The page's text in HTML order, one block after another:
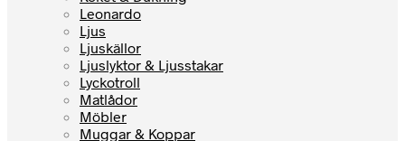
Leonardo
Ljus
Ljuskällor
Ljuslyktor & Ljusstakar
Lyckotroll
Matlådor
Möbler
Muggar & Koppar